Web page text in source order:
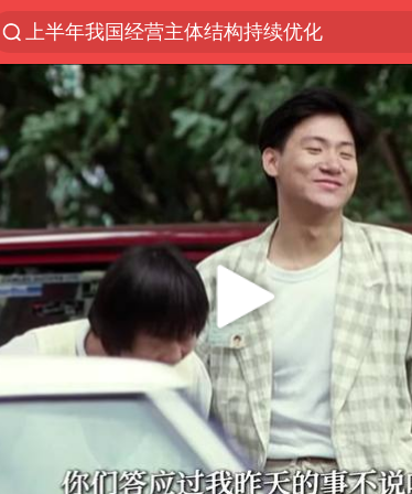
上半年我国经营主体结构持续优化
《披荆斩棘2026》阵容官宣
浙江省委书记：该停下的坚决停下来
杭州机场已取消航班388架次
中国籍豪华游艇富商之子在泰国被杀
白海豚北上或致京津冀暴雨
广西公开征集涉黑涉恶犯罪线索
10余省份将出现强风雨 局地特大暴雨
新疆一婚礼线上邀请引热议
世界第1特鲁姆普斯诺克中国赛一轮游
中国第1高楼阻尼器摆动明显